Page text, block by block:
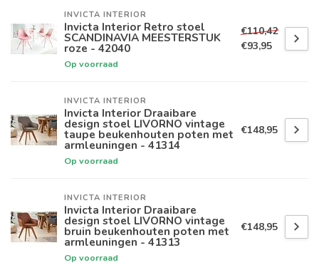
INVICTA INTERIOR
Invicta Interior Retro stoel
SCANDINAVIA MEESTERSTUK
roze - 42040
Op voorraad
€110,42
€93,95
INVICTA INTERIOR
Invicta Interior Draaibare
design stoel LIVORNO vintage
taupe beukenhouten poten met
armleuningen - 41314
Op voorraad
€148,95
INVICTA INTERIOR
Invicta Interior Draaibare
design stoel LIVORNO vintage
bruin beukenhouten poten met
armleuningen - 41313
Op voorraad
€148,95